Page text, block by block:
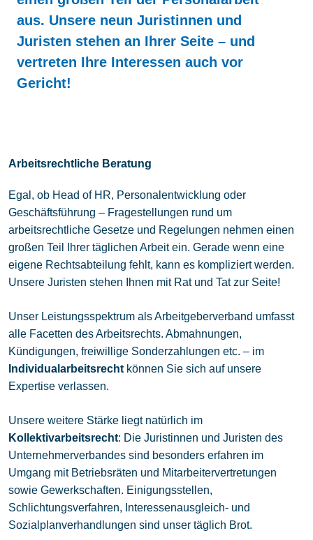
Kontakt
aus. Unsere neun Juristinnen und
Juristen stehen an Ihrer Seite – und
vertreten Ihre Interessen auch vor
Gericht!
Arbeitsrechtliche Beratung
Egal, ob Head of HR, Personalentwicklung oder
Geschäftsführung – Fragestellungen rund um
arbeitsrechtliche Gesetze und Regelungen nehmen einen
großen Teil Ihrer täglichen Arbeit ein. Gerade wenn eine
eigene Rechtsabteilung fehlt, kann es kompliziert werden.
Unsere Juristen stehen Ihnen mit Rat und Tat zur Seite!
Unser Leistungsspektrum als Arbeitgeberverband umfasst
alle Facetten des Arbeitsrechts. Abmahnungen,
Kündigungen, freiwillige Sonderzahlungen etc. – im
Individualarbeitsrecht können Sie sich auf unsere
Expertise verlassen.
Unsere weitere Stärke liegt natürlich im
Kollektivarbeitsrecht: Die Juristinnen und Juristen des
Unternehmerverbandes sind besonders erfahren im
Umgang mit Betriebsräten und Mitarbeitervertretungen
sowie Gewerkschaften. Einigungsstellen,
Schlichtungsverfahren, Interessenausgleich- und
Sozialplanverhandlungen sind unser täglich Brot.